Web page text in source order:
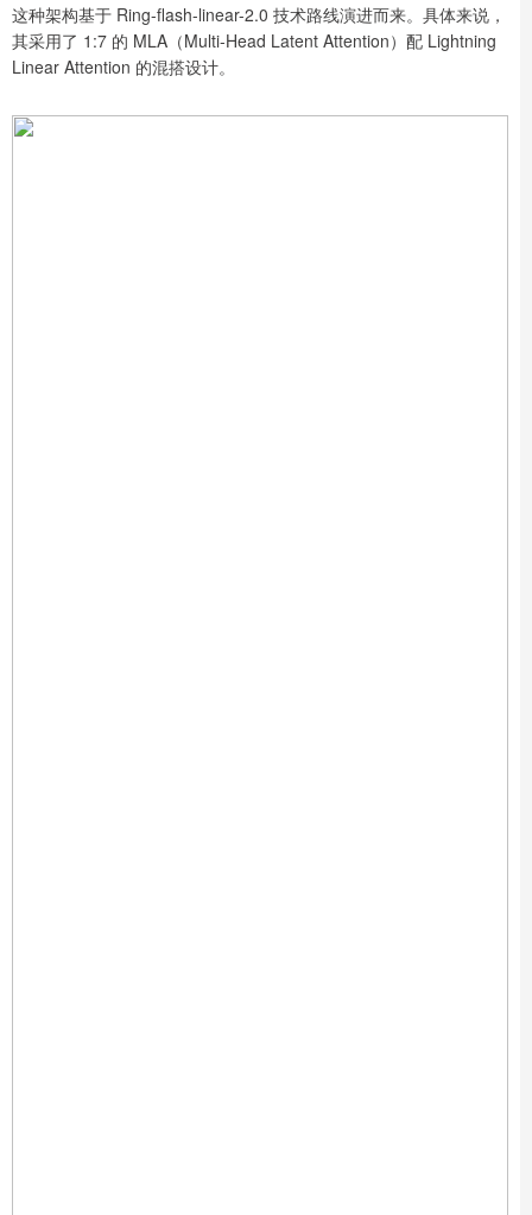
这种架构基于 Ring-flash-linear-2.0 技术路线演进而来。具体来说，
其采用了 1:7 的 MLA（Multi-Head Latent Attention）配 Lightning
Linear Attention 的混搭设计。